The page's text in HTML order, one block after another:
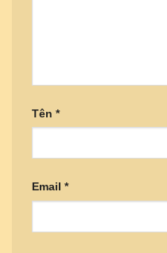
Tên *
Email *